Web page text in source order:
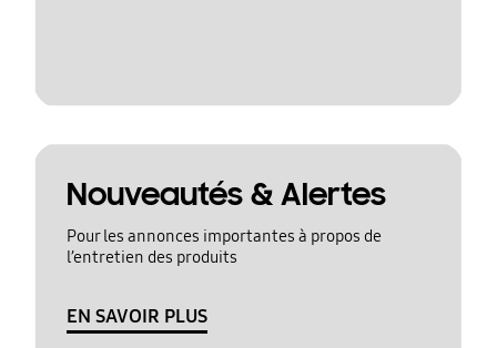
Nouveautés & Alertes
Pour les annonces importantes à propos de
l’entretien des produits
EN SAVOIR PLUS